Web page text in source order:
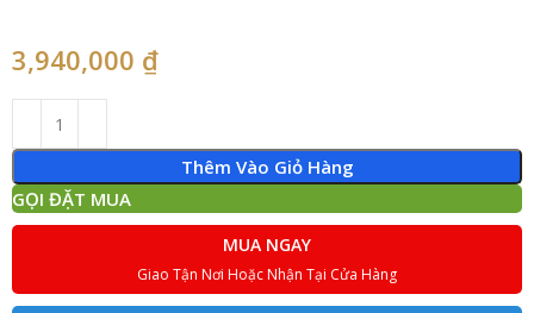
3,940,000 ₫
Thêm Vào Giỏ Hàng
GỌI ĐẶT MUA
MUA NGAY
Giao Tận Nơi Hoặc Nhận Tại Cửa Hàng